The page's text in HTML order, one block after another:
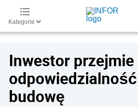
Kategorie
Inwestor
budowę